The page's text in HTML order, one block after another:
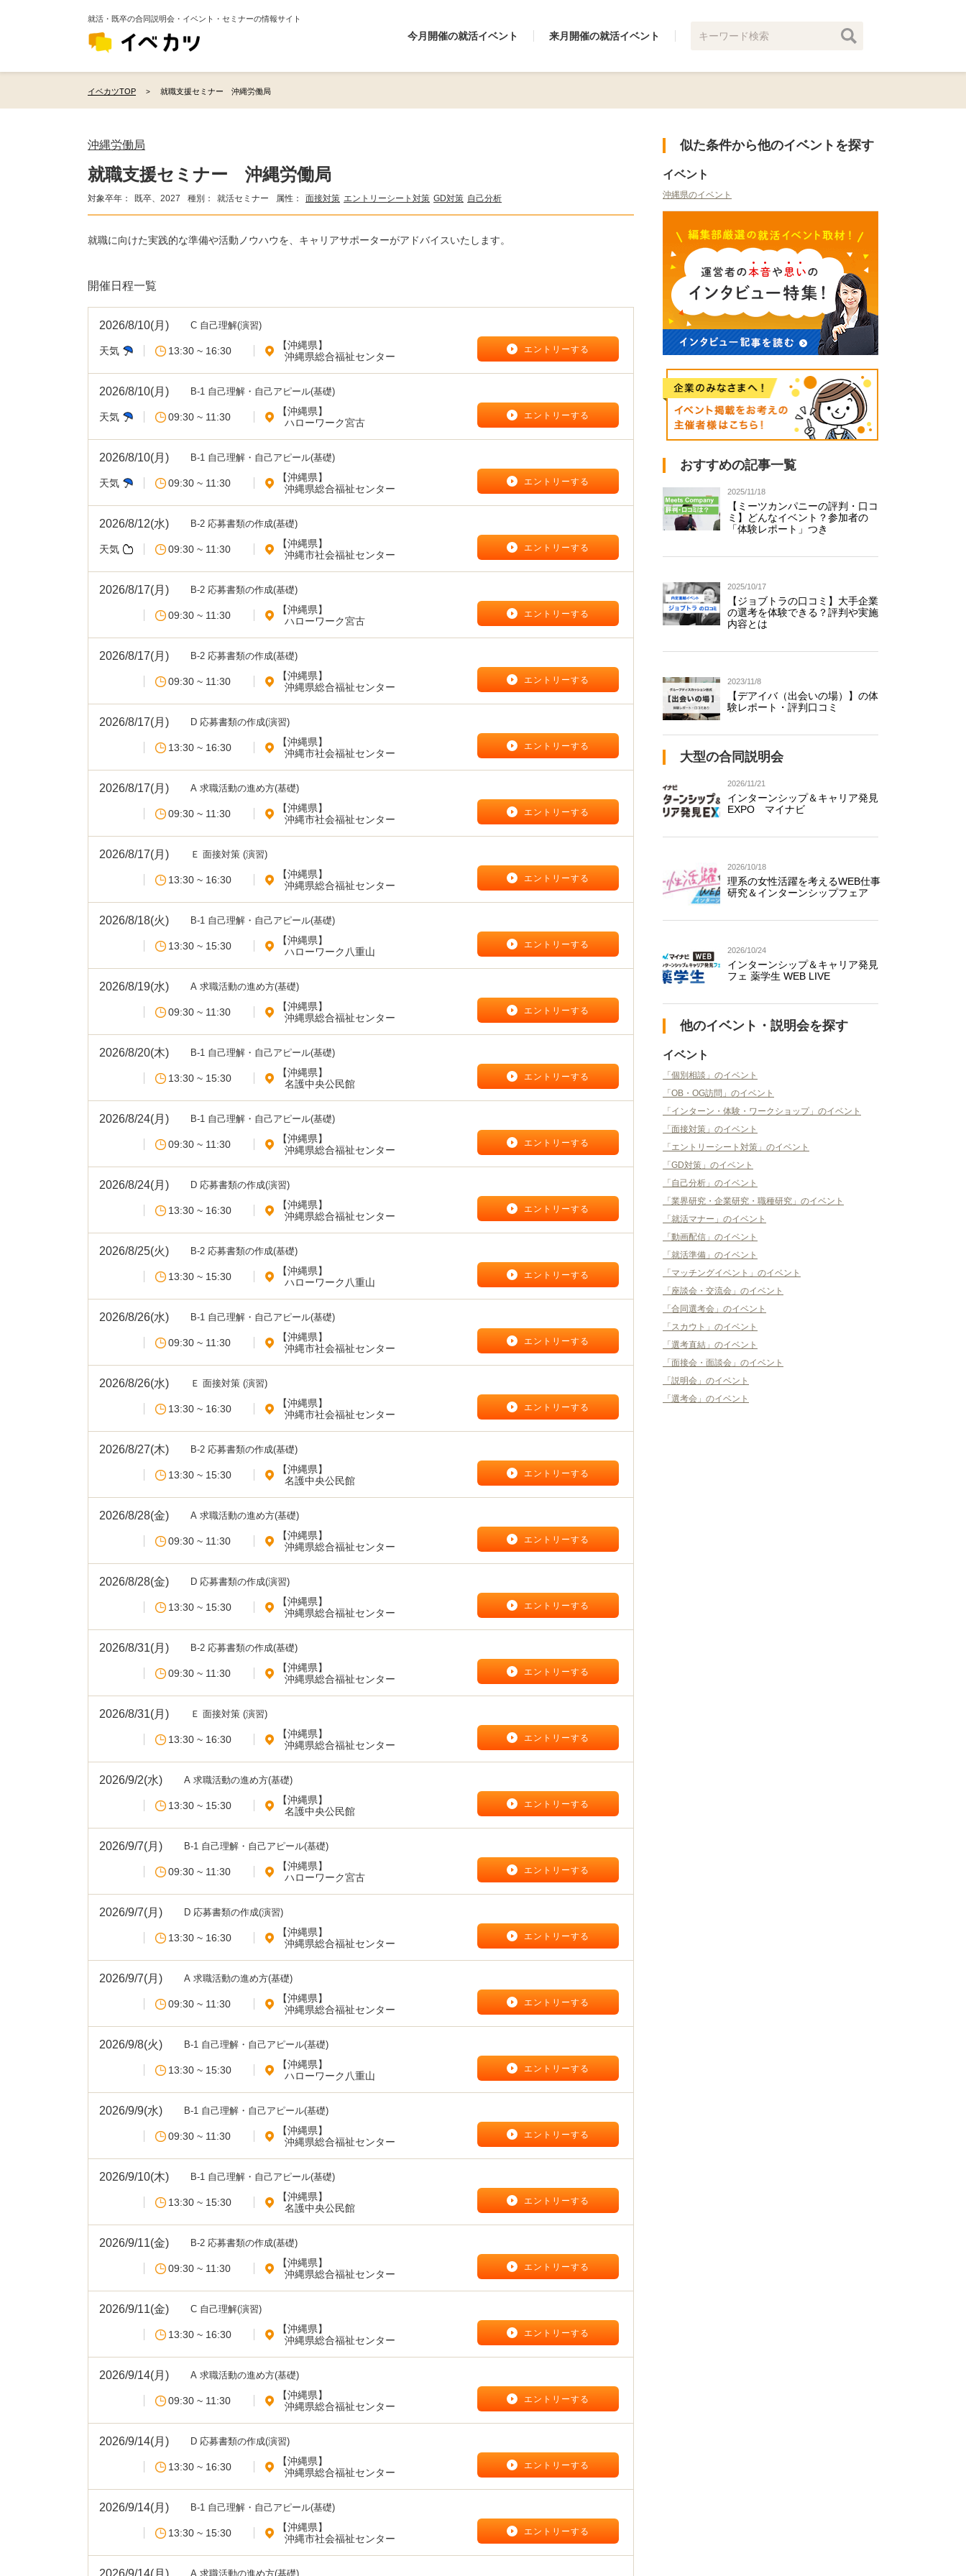
就活・既卒の合同説明会・イベント・セミナーの情報サイト
今月開催の就活イベント 来月開催の就活イベント
イベカツTOP 就職支援セミナー 沖縄労働局
沖縄労働局
就職支援セミナー 沖縄労働局
対象卒年： 既卒、2027 種別： 就活セミナー 属性： 面接対策 エントリーシート対策 GD対策 自己分析
就職に向けた実践的な準備や活動ノウハウを、キャリアサポーターがアドバイスいたします。
開催日程一覧
2026/8/10(月) C 自己理解(演習)
天気 13:30 ~ 16:30
【沖縄県】
沖縄県総合福祉センター
エントリーする
2026/8/10(月) B-1 自己理解・自己アピール(基礎)
天気 09:30 ~ 11:30
【沖縄県】
ハローワーク宮古
エントリーする
2026/8/10(月) B-1 自己理解・自己アピール(基礎)
天気 09:30 ~ 11:30
【沖縄県】
沖縄県総合福祉センター
エントリーする
2026/8/12(水) B-2 応募書類の作成(基礎)
天気 09:30 ~ 11:30
【沖縄県】
沖縄市社会福祉センター
エントリーする
2026/8/17(月) B-2 応募書類の作成(基礎)
09:30 ~ 11:30
【沖縄県】
ハローワーク宮古
エントリーする
2026/8/17(月) B-2 応募書類の作成(基礎)
09:30 ~ 11:30
【沖縄県】
沖縄県総合福祉センター
エントリーする
2026/8/17(月) D 応募書類の作成(演習)
13:30 ~ 16:30
【沖縄県】
沖縄市社会福祉センター
エントリーする
2026/8/17(月) A 求職活動の進め方(基礎)
09:30 ~ 11:30
【沖縄県】
沖縄市社会福祉センター
エントリーする
2026/8/17(月) Ｅ 面接対策 (演習)
13:30 ~ 16:30
【沖縄県】
沖縄県総合福祉センター
エントリーする
2026/8/18(火) B-1 自己理解・自己アピール(基礎)
13:30 ~ 15:30
【沖縄県】
ハローワーク八重山
エントリーする
2026/8/19(水) A 求職活動の進め方(基礎)
09:30 ~ 11:30
【沖縄県】
沖縄県総合福祉センター
エントリーする
2026/8/20(木) B-1 自己理解・自己アピール(基礎)
13:30 ~ 15:30
【沖縄県】
名護中央公民館
エントリーする
2026/8/24(月) B-1 自己理解・自己アピール(基礎)
09:30 ~ 11:30
【沖縄県】
沖縄県総合福祉センター
エントリーする
2026/8/24(月) D 応募書類の作成(演習)
13:30 ~ 16:30
【沖縄県】
沖縄県総合福祉センター
エントリーする
2026/8/25(火) B-2 応募書類の作成(基礎)
13:30 ~ 15:30
【沖縄県】
ハローワーク八重山
エントリーする
2026/8/26(水) B-1 自己理解・自己アピール(基礎)
09:30 ~ 11:30
【沖縄県】
沖縄市社会福祉センター
エントリーする
2026/8/26(水) Ｅ 面接対策 (演習)
13:30 ~ 16:30
【沖縄県】
沖縄市社会福祉センター
エントリーする
2026/8/27(木) B-2 応募書類の作成(基礎)
13:30 ~ 15:30
【沖縄県】
名護中央公民館
エントリーする
2026/8/28(金) A 求職活動の進め方(基礎)
09:30 ~ 11:30
【沖縄県】
沖縄県総合福祉センター
エントリーする
2026/8/28(金) D 応募書類の作成(演習)
13:30 ~ 15:30
【沖縄県】
沖縄県総合福祉センター
エントリーする
2026/8/31(月) B-2 応募書類の作成(基礎)
09:30 ~ 11:30
【沖縄県】
沖縄県総合福祉センター
エントリーする
2026/8/31(月) Ｅ 面接対策 (演習)
13:30 ~ 16:30
【沖縄県】
沖縄県総合福祉センター
エントリーする
2026/9/2(水) A 求職活動の進め方(基礎)
13:30 ~ 15:30
【沖縄県】
名護中央公民館
エントリーする
2026/9/7(月) B-1 自己理解・自己アピール(基礎)
09:30 ~ 11:30
【沖縄県】
ハローワーク宮古
エントリーする
2026/9/7(月) D 応募書類の作成(演習)
13:30 ~ 16:30
【沖縄県】
沖縄県総合福祉センター
エントリーする
2026/9/7(月) A 求職活動の進め方(基礎)
09:30 ~ 11:30
【沖縄県】
沖縄県総合福祉センター
エントリーする
2026/9/8(火) B-1 自己理解・自己アピール(基礎)
13:30 ~ 15:30
【沖縄県】
ハローワーク八重山
エントリーする
2026/9/9(水) B-1 自己理解・自己アピール(基礎)
09:30 ~ 11:30
【沖縄県】
沖縄県総合福祉センター
エントリーする
2026/9/10(木) B-1 自己理解・自己アピール(基礎)
13:30 ~ 15:30
【沖縄県】
名護中央公民館
エントリーする
2026/9/11(金) B-2 応募書類の作成(基礎)
09:30 ~ 11:30
【沖縄県】
沖縄県総合福祉センター
エントリーする
2026/9/11(金) C 自己理解(演習)
13:30 ~ 16:30
【沖縄県】
沖縄県総合福祉センター
エントリーする
2026/9/14(月) A 求職活動の進め方(基礎)
09:30 ~ 11:30
【沖縄県】
沖縄県総合福祉センター
エントリーする
2026/9/14(月) D 応募書類の作成(演習)
13:30 ~ 16:30
【沖縄県】
沖縄県総合福祉センター
エントリーする
2026/9/14(月) B-1 自己理解・自己アピール(基礎)
13:30 ~ 15:30
【沖縄県】
沖縄市社会福祉センター
エントリーする
2026/9/14(月) A 求職活動の進め方(基礎)
似た条件から他のイベントを探す
イベント
沖縄県のイベント
おすすめの記事一覧
2025/11/18
【ミーツカンパニーの評判・口コ
ミ】どんなイベント？参加者の
「体験レポート」つき
2025/10/17
【ジョブトラの口コミ】大手企業
の選考を体験できる？評判や実施
内容とは
2023/11/8
【デアイバ（出会いの場）】の体
験レポート・評判口コミ
大型の合同説明会
2026/11/21
インターンシップ＆キャリア発見
EXPO マイナビ
2026/10/18
理系の女性活躍を考えるWEB仕事
研究＆インターンシップフェア
2026/10/24
インターンシップ＆キャリア発見
フェ 薬学生 WEB LIVE
他のイベント・説明会を探す
イベント
「個別相談」のイベント
「OB・OG訪問」のイベント
「インターン・体験・ワークショップ」のイベント
「面接対策」のイベント
「エントリーシート対策」のイベント
「GD対策」のイベント
「自己分析」のイベント
「業界研究・企業研究・職種研究」のイベント
「就活マナー」のイベント
「動画配信」のイベント
「就活準備」のイベント
「マッチングイベント」のイベント
「座談会・交流会」のイベント
「合同選考会」のイベント
「スカウト」のイベント
「選考直結」のイベント
「面接会・面談会」のイベント
「説明会」のイベント
「選考会」のイベント